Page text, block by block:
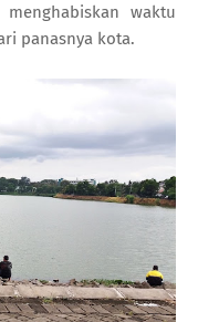
waktu
panasnya kota.